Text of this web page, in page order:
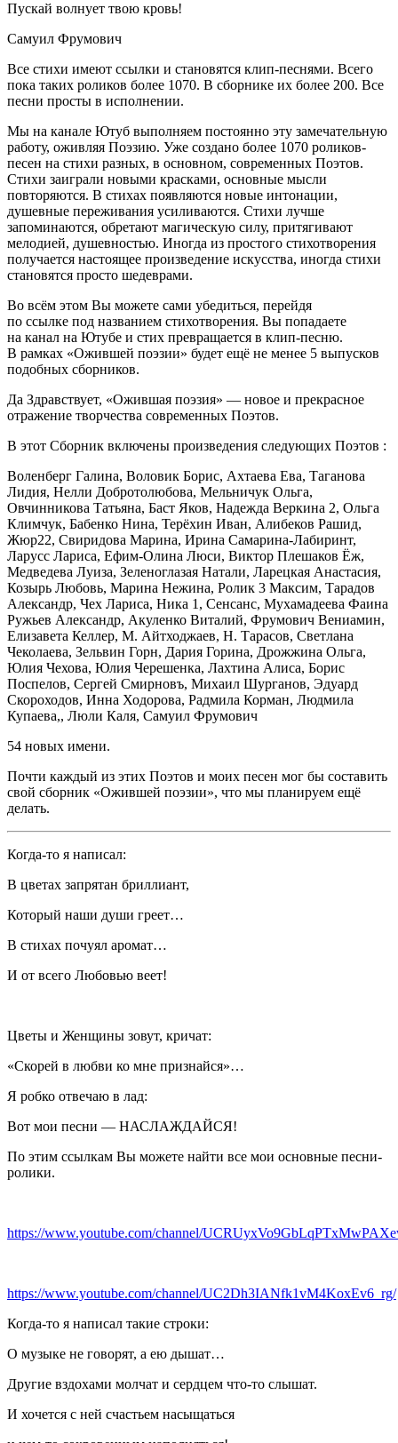
Пускай волнует твою кровь!
Самуил Фрумович
Все стихи имеют ссылки и становятся клип-песнями. Всего
пока таких роликов более 1070. В сборнике их более 200. Все
песни просты в исполнении.
Мы на канале Ютуб выполняем постоянно эту замечательную
работу, оживляя Поэзию. Уже создано более 1070 роликов-
песен на стихи разных, в основном, современных Поэтов.
Стихи заиграли новыми красками, основные мысли
повторяются. В стихах появляются новые интонации,
душевные переживания усиливаются. Стихи лучше
запоминаются, обретают магическую силу, притягивают
мелодией, душевностью. Иногда из простого стихотворения
получается настоящее произведение искусства, иногда стихи
становятся просто шедеврами.
Во всём этом Вы можете сами убедиться, перейдя
по ссылке под названием стихотворения. Вы попадаете
на канал на Ютубе и стих превращается в клип-песню.
В рамках «Ожившей поэзии» будет ещё не менее 5 выпусков
подобных сборников.
Да Здравствует, «Ожившая поэзия» — новое и прекрасное
отражение творчества современных Поэтов.
В этот Сборник включены произведения следующих Поэтов :
Воленберг Галина, Воловик Борис, Ахтаева Ева, Таганова
Лидия, Нелли Добротолюбова, Мельничук Ольга,
Овчинникова Татьяна, Баст Яков, Надежда Веркина 2, Ольга
Климчук, Бабенко Нина, Терёхин Иван, Алибеков Рашид,
Жюр22, Свиридова Марина, Ирина Самарина-Лабиринт,
Ларусс Лариса, Ефим-Олина Люси, Виктор Плешаков Ёж,
Медведева Луиза, Зеленоглазая Натали, Ларецкая Анастасия,
Козырь Любовь, Марина Нежина, Ролик 3 Максим, Тарадов
Александр, Чех Лариса, Ника 1, Сенсанс, Мухамадеева Фаина
Ружьев Александр, Акуленко Виталий, Фрумович Вениамин,
Елизавета Келлер, М. Айтходжаев, Н. Тарасов, Светлана
Чеколаева, Зельвин Горн, Дария Горина, Дрожжина Ольга,
Юлия Чехова, Юлия Черешенка, Лахтина Алиса, Борис
Поспелов, Сергей Смирновъ, Михаил Шурганов, Эдуард
Скороходов, Инна Ходорова, Радмила Корман, Людмила
Купаева,, Люли Каля, Самуил Фрумович
54 новых имени.
Почти каждый из этих Поэтов и моих песен мог бы составить
свой сборник «Ожившей поэзии», что мы планируем ещё
делать.
Когда-то я написал:
В цветах запрятан бриллиант,
Который наши души греет…
В стихах почуял аромат…
И от всего Любовью веет!
Цветы и Женщины зовут, кричат:
«Скорей в любви ко мне признайся»…
Я робко отвечаю в лад:
Вот мои песни — НАСЛАЖДАЙСЯ!
По этим ссылкам Вы можете найти все мои основные песни-
ролики.
https://www.youtube.com/channel/
https://www.youtube.com/channel/UC2Dh3IANfk1vM4KoxEv6_rg/
Когда-то я написал такие строки:
О музыке не говорят, а ею дышат…
Другие вздохами молчат и сердцем что-то слышат.
И хочется с ней счастьем насыщаться